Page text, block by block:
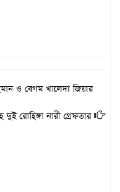
ও বেগম খালেদা জিয়ার
রোহিঙ্গা নারী গ্রেফতার